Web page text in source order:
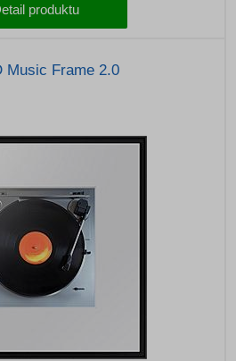
produktu
Music Frame 2.0